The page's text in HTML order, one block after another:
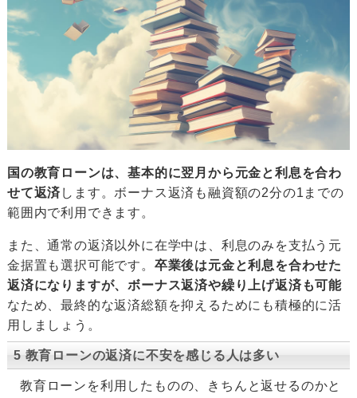
国の教育ローンは、基本的に翌月から元金と利息を合わ
せて返済 します。ボーナス返済も融資額の2分の1までの
範囲内で利用できます。
また、通常の返済以外に在学中は、利息のみを支払う元
金据置も選択可能です。 卒業後は元金と利息を合わせた
返済になりますが、ボーナス返済や繰り上げ返済も可能
なため、最終的な返済総額を抑えるためにも積極的に活
用しましょう。
5 教育ローンの返済に不安を感じる人は多い
教育ローンを利用したものの、きちんと返せるのかと